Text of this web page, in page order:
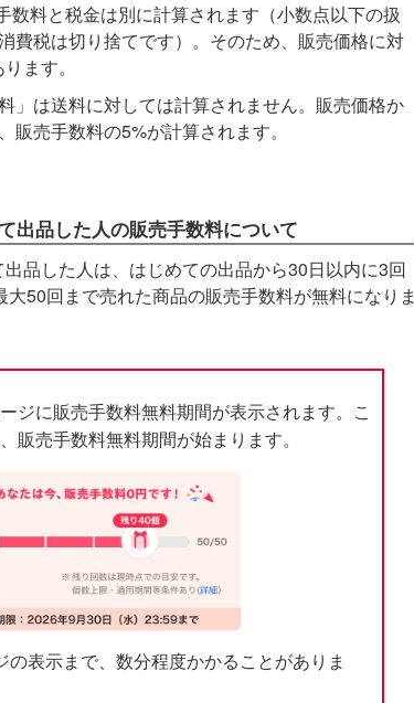
数料と税金は別に計算されます（小数点以下の扱
費税は切り捨てです）。そのため、販売価格に対
ます。
」は送料に対しては計算されません。販売価格か
販売手数料の5%が計算されます。
出品した人の販売手数料について
品した人は、はじめての出品から30日以内に3回
50回まで売れた商品の販売手数料が無料になりま
ジに販売手数料無料期間が表示されます。こ
販売手数料無料期間が始まります。
表示まで、数分程度かかることがありま